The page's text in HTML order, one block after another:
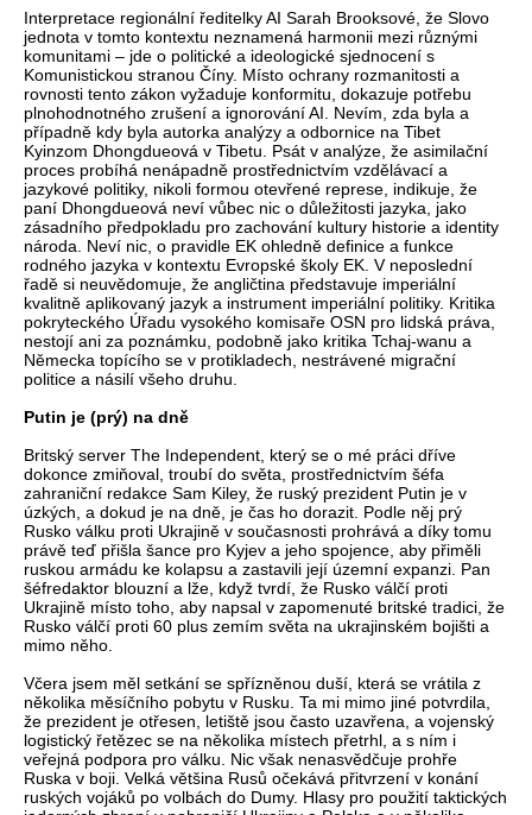
Interpretace regionální ředitelky AI Sarah Brooksové, že Slovo
jednota v tomto kontextu neznamená harmonii mezi různými
komunitami – jde o politické a ideologické sjednocení s
Komunistickou stranou Číny. Místo ochrany rozmanitosti a
rovnosti tento zákon vyžaduje konformitu, dokazuje potřebu
plnohodnotného zrušení a ignorování AI. Nevím, zda byla a
případně kdy byla autorka analýzy a odbornice na Tibet
Kyinzom Dhongdueová v Tibetu. Psát v analýze, že asimilační
proces probíhá nenápadně prostřednictvím vzdělávací a
jazykové politiky, nikoli formou otevřené represe, indikuje, že
paní Dhongdueová neví vůbec nic o důležitosti jazyka, jako
zásadního předpokladu pro zachování kultury historie a identity
národa. Neví nic, o pravidle EK ohledně definice a funkce
rodného jazyka v kontextu Evropské školy EK. V neposlední
řadě si neuvědomuje, že angličtina představuje imperiální
kvalitně aplikovaný jazyk a instrument imperiální politiky. Kritika
pokryteckého Úřadu vysokého komisaře OSN pro lidská práva,
nestojí ani za poznámku, podobně jako kritika Tchaj-wanu a
Německa topícího se v protikladech, nestrávené migrační
politice a násilí všeho druhu.
Putin je (prý) na dně
Britský server The Independent, který se o mé práci dříve
dokonce zmiňoval, troubí do světa, prostřednictvím šéfa
zahraniční redakce Sam Kiley, že ruský prezident Putin je v
úzkých, a dokud je na dně, je čas ho dorazit. Podle něj prý
Rusko válku proti Ukrajině v současnosti prohrává a díky tomu
právě teď přišla šance pro Kyjev a jeho spojence, aby přiměli
ruskou armádu ke kolapsu a zastavili její územní expanzi. Pan
šéfredaktor blouzní a lže, když tvrdí, že Rusko válčí proti
Ukrajině místo toho, aby napsal v zapomenuté britské tradici, že
Rusko válčí proti 60 plus zemím světa na ukrajinském bojišti a
mimo něho.
Včera jsem měl setkání se spřízněnou duší, která se vrátila z
několika měsíčního pobytu v Rusku. Ta mi mimo jiné potvrdila,
že prezident je otřesen, letiště jsou často uzavřena, a vojenský
logistický řetězec se na několika místech přetrhl, a s ním i
veřejná podpora pro válku. Nic však nenasvědčuje prohře
Ruska v boji. Velká většina Rusů očekává přitvrzení v konání
ruských vojáků po volbách do Dumy. Hlasy pro použití taktických